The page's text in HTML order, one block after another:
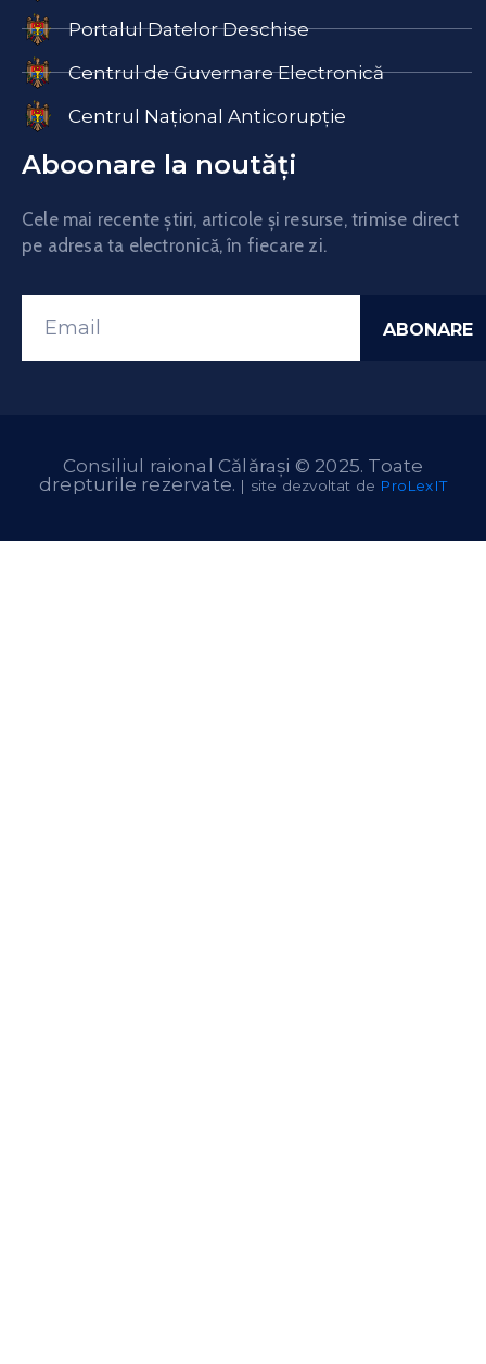
Portalul Datelor Deschise
Centrul de Guvernare Electronică
Centrul Național Anticorupție
Aboonare la noutăți
Cele mai recente știri, articole și resurse, trimise direct
pe adresa ta electronică, în fiecare zi.
Consiliul raional Călărași © 2025. Toate
drepturile rezervate. | site dezvoltat de ProLexIT